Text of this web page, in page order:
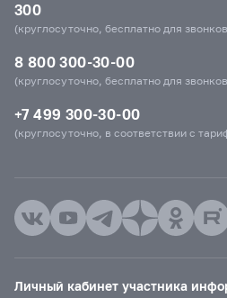
300
(круглосуточно, бесплатно для
8 800 300-30-00
(круглосуточно, бесплатно для
+7 499 300-30-00
(круглосуточно, в соответствии с
Личный кабинет участника